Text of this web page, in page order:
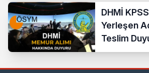
DHMİ
Yerleşen
Teslim